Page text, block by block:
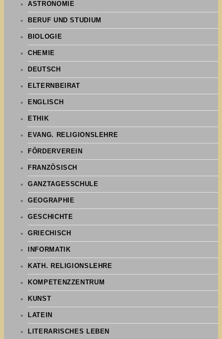
ASTRONOMIE
BERUF UND STUDIUM
BIOLOGIE
CHEMIE
DEUTSCH
ELTERNBEIRAT
ENGLISCH
ETHIK
EVANG. RELIGIONSLEHRE
FÖRDERVEREIN
FRANZÖSISCH
GANZTAGESSCHULE
GEOGRAPHIE
GESCHICHTE
GRIECHISCH
INFORMATIK
KATH. RELIGIONSLEHRE
KOMPETENZZENTRUM
KUNST
LATEIN
LITERARISCHES LEBEN